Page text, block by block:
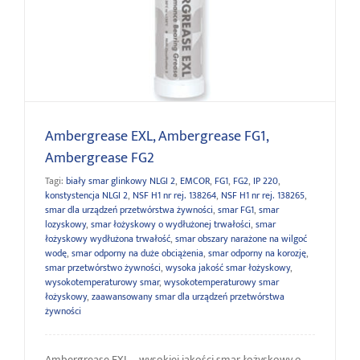
Ambergrease EXL, Ambergrease FG1,
Ambergrease FG2
Tagi: biały smar glinkowy NLGI 2, EMCOR, FG1, FG2, IP 220,
konstystencja NLGI 2, NSF H1 nr rej. 138264, NSF H1 nr rej. 138265,
smar dla urządzeń przetwórstwa żywności, smar FG1, smar
lozyskowy, smar łożyskowy o wydłużonej trwałości, smar
łożyskowy wydłużona trwałość, smar obszary narażone na wilgoć
wodę, smar odporny na duże obciążenia, smar odporny na korozję,
smar przetwórstwo żywności, wysoka jakość smar łożyskowy,
wysokotemperaturowy smar, wysokotemperaturowy smar
łożyskowy, zaawansowany smar dla urządzeń przetwórstwa
żywności